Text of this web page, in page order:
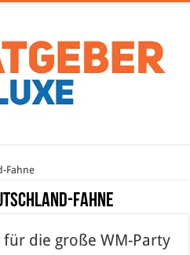
Fahne
Fahne
die große WM-Party